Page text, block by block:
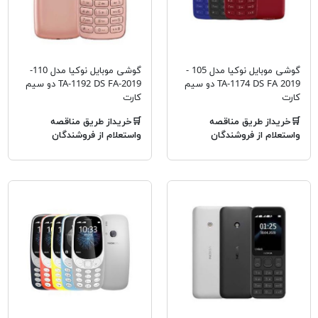
گوشی موبایل نوکیا مدل 105 -
2019 TA-1174 DS FA دو سیم
کارت
🛒خریداز طریق مناقصه
واستعلام از فروشندگان
گوشی موبایل نوکیا مدل 110-
2019-TA-1192 DS FA دو سیم‌
کارت
🛒خریداز طریق مناقصه
واستعلام از فروشندگان